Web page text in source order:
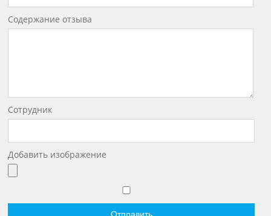
Содержание отзыва
Сотрудник
Добавить изображение